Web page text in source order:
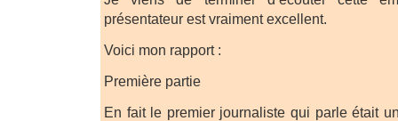
présentateur est vraiment excellent.
Voici mon rapport :
Première partie
En fait le premier journaliste qui parle était